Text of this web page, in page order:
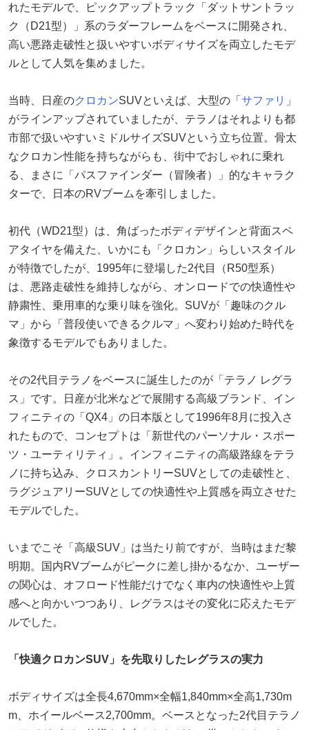
れたモデルで、ピックアップトラック「ダットサントラッ
ク（D21型）」系のラダーフレームをベースに開発され、
高い悪路走破性と扱いやすいボディサイズを両立したモデ
ルとして人気を集めました。
当時、日産のクロカンSUVといえば、大型の「 サファリ 」
がラインアップされていましたが、テラノはそれよりも都
市部で扱いやすいミドルサイズSUVという立ち位置。骨太
なクロカン性能を持ちながらも、街中でおしゃれに乗れ
る、まさに「パスファインダー（冒険者）」的なキャラク
ターで、日本のRVブームを牽引しました。
初代（WD21型）は、角ばったボディデザインと背面スペ
アタイヤを備えた、いかにも「クロカン」らしいスタイル
が特徴でしたが、1995年に登場した2代目（R50型系）
は、悪路走破性を維持しながら、オンロードでの快適性や
静粛性、乗用車的な乗り味を強化。SUVが「趣味のクル
マ」から「普段使いできるクルマ」へ変わり始めた時代を
象徴するモデルでもありました。
その2代目テラノをベースに誕生したのが「テラノ レグラ
ス」です。日産が北米などで展開する高級ブランド、イン
フィニティの「QX4」の日本版として1996年8月に投入さ
れたもので、コンセプトは「新世代のパーソナル・スポー
ツ・ユーティリティ」。インフィニティの高級路線をテラ
ノに持ち込み、クロスカントリーSUVとしての走破性と、
ラグジュアリーSUVとしての快適性や上質感を両立させた
モデルでした。
いまでこそ「高級SUV」は当たり前ですが、当時はまだ黎
明期。国内RVブームがピークに差し掛かるなか、ユーザー
の関心は、オフロード性能だけでなく車内の快適性や上質
感へと向かいつつあり、レグラスはその変化に応えたモデ
ルでした。
「快適クロカンSUV」を先取りしたレグラスの実力
ボディサイズは全長4,670mm×全幅1,840mm×全高1,730m
m、ホイールベース2,700mm。ベースとなった2代目テラノ